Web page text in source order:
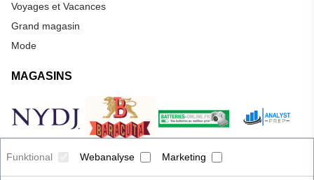
Funktional Webanalyse Marketing
Voyages et Vacances
Grand magasin
Mode
MAGASINS